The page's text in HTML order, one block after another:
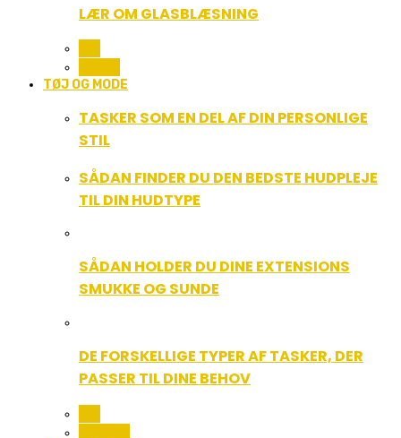
LÆR OM GLASBLÆSNING
TØJ OG MODE
TASKER SOM EN DEL AF DIN PERSONLIGE
STIL
SÅDAN FINDER DU DEN BEDSTE HUDPLEJE
TIL DIN HUDTYPE
SÅDAN HOLDER DU DINE EXTENSIONS
SMUKKE OG SUNDE
DE FORSKELLIGE TYPER AF TASKER, DER
PASSER TIL DINE BEHOV